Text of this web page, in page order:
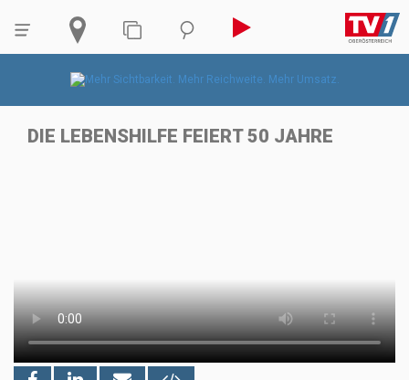
DIE LEBENSHILFE FEIERT 50 JAHRE